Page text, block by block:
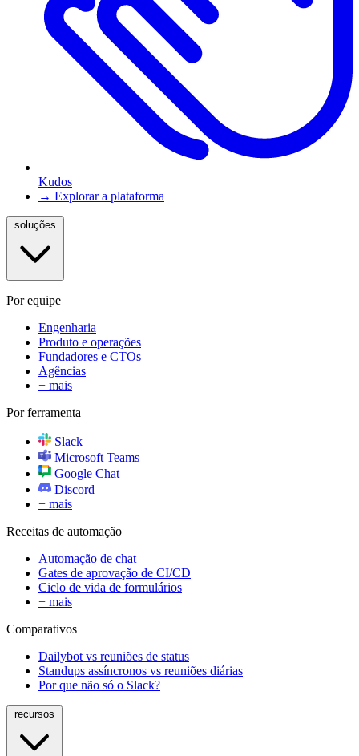
Kudos
→ Explorar a plataforma
Por equipe
Engenharia
Produto e operações
Fundadores e CTOs
Agências
+ mais
Por ferramenta
Slack
Microsoft Teams
Google Chat
Discord
+ mais
Receitas de automação
Automação de chat
Gates de aprovação de CI/CD
Ciclo de vida de formulários
+ mais
Comparativos
Dailybot vs reuniões de status
Standups assíncronos vs reuniões diárias
Por que não só o Slack?